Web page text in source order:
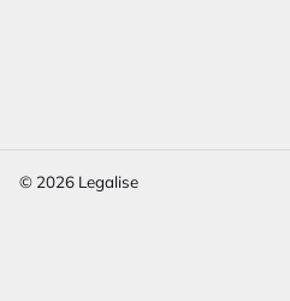
© 2026 Legalise